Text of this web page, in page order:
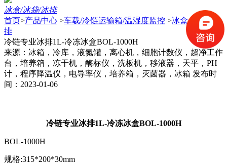
冰盒/冰袋/冰排
首页>产品中心 >车载/冷链运输箱/温湿度监控 >冰盒/冰袋/冰
排
冷链专业冰排1L-冷冻冰盒BOL-1000H
来源：冰箱，冷库，液氮罐，离心机，细胞计数仪，超净工作
台，培养箱，冻干机，酶标仪，洗板机，移液器，天平，PH
计，程序降温仪，电导率仪，培养箱，灭菌器，冰箱 发布时
间：2023-01-06
冷链专业冰排1L-冷冻冰盒BOL-1000H
BOL-1000H
规格:315*200*30mm